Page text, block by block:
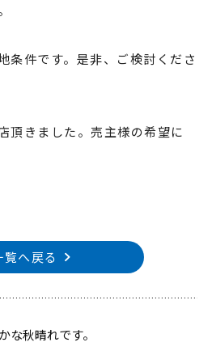
条件です。是非、ご検討くださ
頂きました。売主様の希望に
覧へ戻る
な秋晴れです。